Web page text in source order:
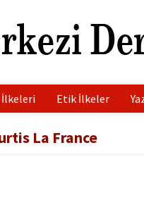
İlkeleri Etik İlkeler
La France